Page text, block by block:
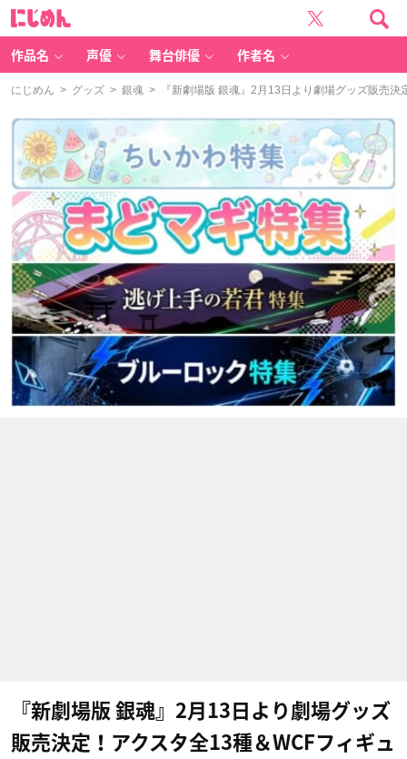
作品名 声優 舞台俳優 作者名
にじめん > グッズ > 銀魂 > 『新劇場版 銀魂』2月13日より劇場グッズ販売決
『新劇場版 銀魂』2月13日より劇場グッズ
販売決定！アクスタ全13種＆WCFフィギュ